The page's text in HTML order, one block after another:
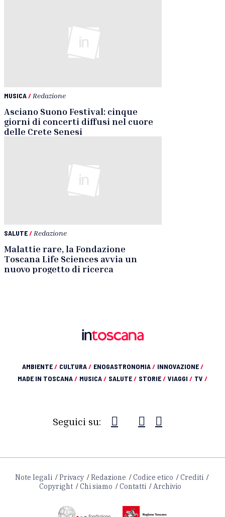
MUSICA/ Redazione
Asciano Suono Festival: cinque
giorni di concerti diffusi nel cuore
delle Crete Senesi
SALUTE/ Redazione
Malattie rare, la Fondazione
Toscana Life Sciences avvia un
nuovo progetto di ricerca
AMBIENTE/ CULTURA/ ENOGASTRONOMIA/ INNOVAZIONE/
MADE IN TOSCANA/ MUSICA/ SALUTE/ STORIE/ VIAGGI / TV /
Seguici su:
Note legali Privacy Redazione Codice etico
Crediti
Copyright
Chi siamo Contatti Archivio